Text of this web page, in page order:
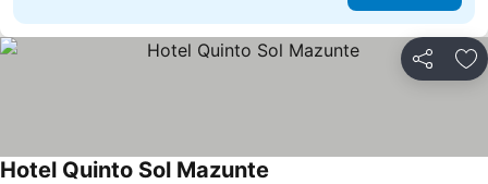
Dela
Hotel Quinto Sol Mazunte